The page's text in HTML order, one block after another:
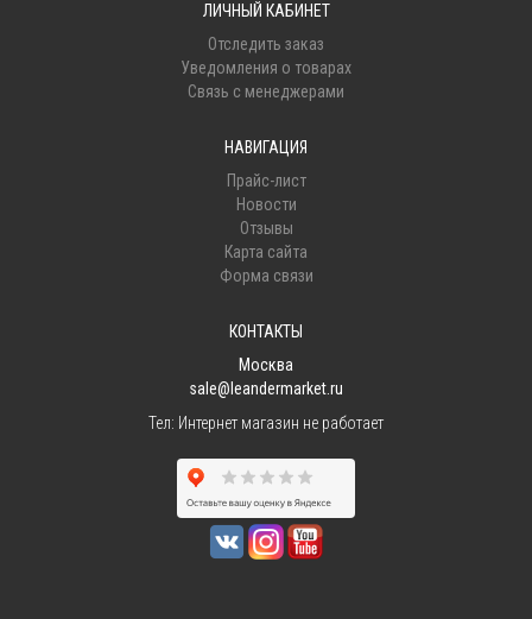
ЛИЧНЫЙ КАБИНЕТ
Отследить заказ
Уведомления о товарах
Связь с менеджерами
НАВИГАЦИЯ
Прайс-лист
Новости
Отзывы
Карта сайта
Форма связи
КОНТАКТЫ
Москва
sale@leandermarket.ru
Тел: Интернет магазин не работает